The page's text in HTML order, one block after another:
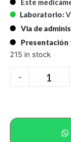
Este
Laboratorio:
Via de
Presentación
215 in stock
-